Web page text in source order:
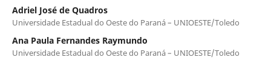
Adriel José de Quadros
Universidade Estadual do Oeste do Paraná – UNIOESTE/Toledo
Ana Paula Fernandes Raymundo
Universidade Estadual do Oeste do Paraná – UNIOESTE/Toledo